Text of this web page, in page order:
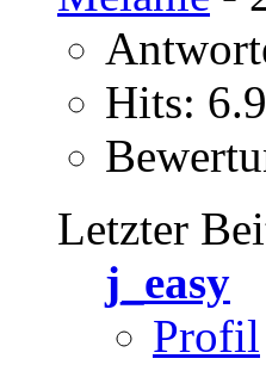
Hits:
Letzter
j_easy
Profil